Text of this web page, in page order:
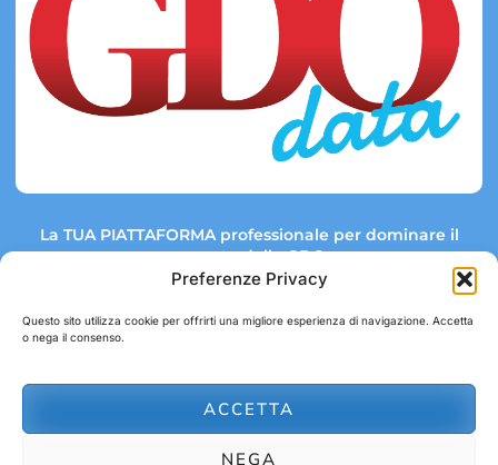
Preferenze Privacy
Questo sito utilizza cookie per offrirti una migliore esperienza di navigazione. Accetta
o nega il consenso.
ACCETTA
NEGA
La TUA PIATTAFORMA professionale per dominare il
mercato della GDO.
Link rapidi:
abbonamenti@gdodata.it